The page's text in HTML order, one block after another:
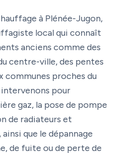
à Plénée-Jugon,
local qui connaît
anciens comme des
centre-ville, des pentes
communes proches du
pour
gaz, la pose de pompe
de radiateurs et
que le dépannage
de fuite ou de perte de